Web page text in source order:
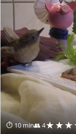
⏱ 10 min👥 4